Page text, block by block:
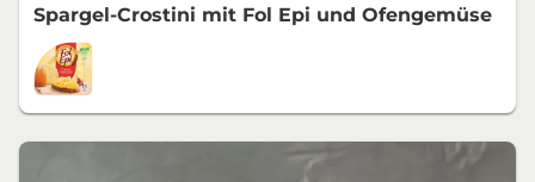
Spargel-Crostini mit Fol Epi und Ofengemüse